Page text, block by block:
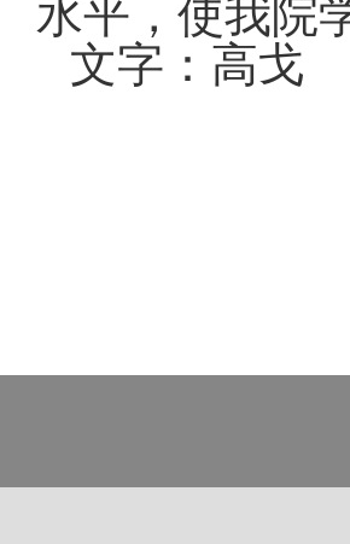
水平，使我院
文字：高戈